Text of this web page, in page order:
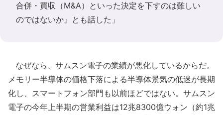
合併・買収（M&A）といった決定を下すのは難しい
のではないか』とも話した」
なぜなら、サムスン電子の業績が悪化しているからだ。
メモリー半導体の価格下落による半導体景気の低迷が長期
化し、スマートフォン部門も以前ほどではない。サムスン
電子の今年上半期の営業利益は12兆8300億ウォン（約1兆